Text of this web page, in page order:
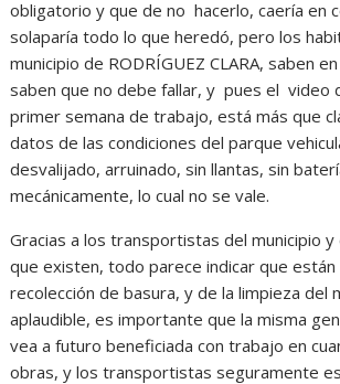
obligatorio y que de no hacerlo, caería en
solaparía todo lo que heredó, pero los
municipio de RODRÍGUEZ CLARA, saben
saben que no debe fallar, y pues el video
primer semana de trabajo, está más que
datos de las condiciones del parque
desvalijado, arruinado, sin llantas, sin
mecánicamente, lo cual no se vale.
Gracias a los transportistas del municipio
que existen, todo parece indicar que están
recolección de basura, y de la limpieza del
aplaudible, es importante que la misma
vea a futuro beneficiada con trabajo en
obras, y los transportistas seguramente